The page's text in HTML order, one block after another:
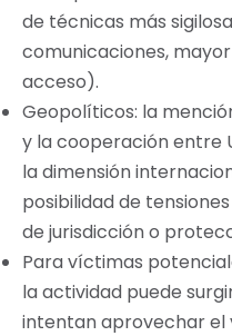
de técnicas más
comunicaciones,
acceso).
Geopolíticos: la
y la cooperación entre
la dimensión
posibilidad de
de jurisdicción o
Para víctimas
la actividad puede
intentan aprovechar el